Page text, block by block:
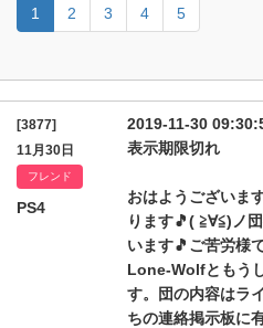
1 2 3 4 5
[3877]
11月30日
フレンド
PS4
2019-11-30
表示期限切れ
おはようございま
ります🎵( ≧∀≦)ノ
います🎵ご苦労様
Lone-Wolfともう
す。団の内容はラ
ちの連絡掲示板に